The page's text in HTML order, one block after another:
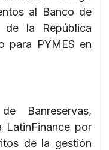
al Banco de
de la República
para PYMES en
Banreservas,
LatinFinance por
de la gestión